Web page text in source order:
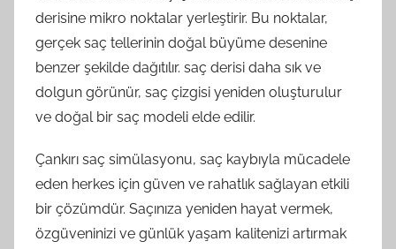
derisine mikro noktalar yerleştirir. Bu noktalar,
gerçek saç tellerinin doğal büyüme desenine
benzer şekilde dağıtılır. saç derisi daha sık ve
dolgun görünür, saç çizgisi yeniden oluşturulur
ve doğal bir saç modeli elde edilir.
Çankırı saç simülasyonu, saç kaybıyla mücadele
eden herkes için güven ve rahatlık sağlayan etkili
bir çözümdür. Saçınıza yeniden hayat vermek,
özgüveninizi ve günlük yaşam kalitenizi artırmak